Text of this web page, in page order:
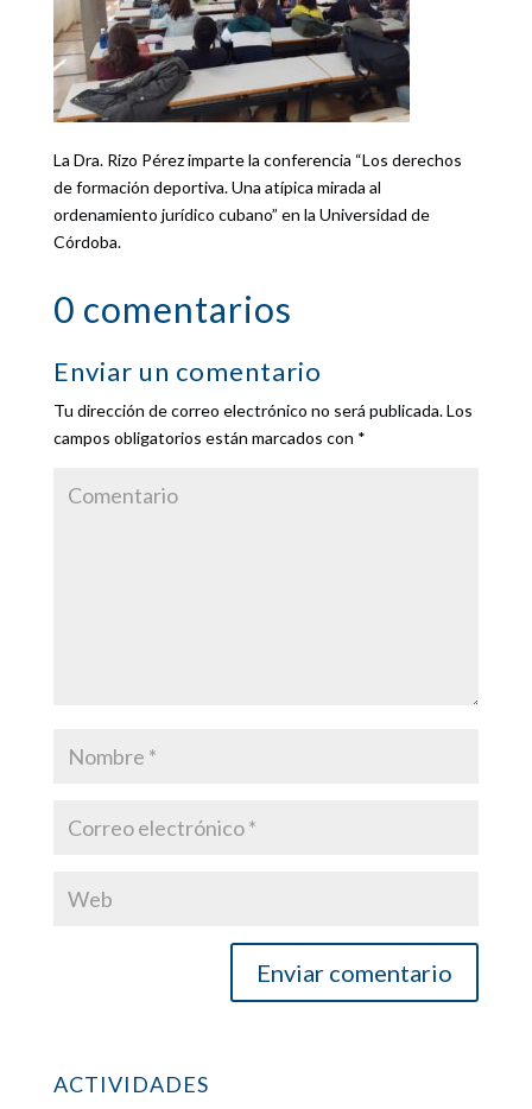
La Dra. Rizo Pérez imparte la conferencia “Los derechos
de formación deportiva. Una atípica mirada al
ordenamiento jurídico cubano” en la Universidad de
Córdoba.
0 comentarios
Enviar un comentario
Tu dirección de correo electrónico no será publicada.Los
campos obligatorios están marcados con *
ACTIVIDADES